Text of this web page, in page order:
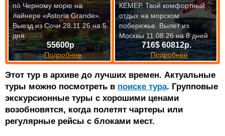
Этот тур в архиве до лучших времен. Актуальные
туры можно посмотреть в поиске тура. Групповые
экскурсионные туры с хорошими ценами
возобновятся, когда полетят чартеры или
регулярные рейсы с блоками мест.
55600р
Подробнее
по Черному морю на
лайнере «Astoria Grande».
Выезд из Сочи 28.11.26 на 5
дня
716$ 60812р.
Подробнее
КЕМЕР. Твой комфортный
отдых на морском
побережье. Вылет из
Москвы 11.08.26 на 8 дней